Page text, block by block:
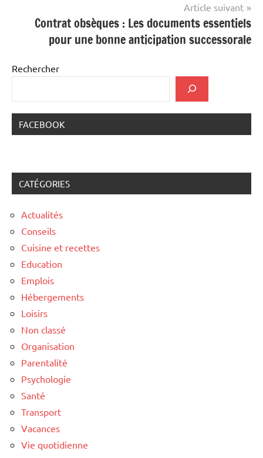
Article suivant
Contrat obsèques : Les documents essentiels
pour une bonne anticipation successorale
Rechercher
FACEBOOK
CATÉGORIES
Actualités
Conseils
Cuisine et recettes
Education
Emplois
Hébergements
Loisirs
Non classé
Organisation
Parentalité
Psychologie
Santé
Transport
Vacances
Vie quotidienne